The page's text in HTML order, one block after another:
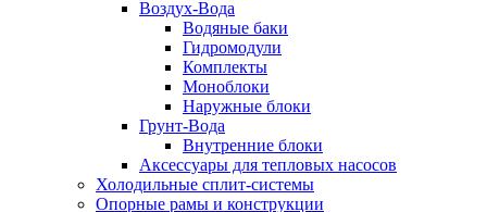
Воздух-Вода
Водяные баки
Гидромодули
Комплекты
Моноблоки
Наружные блоки
Грунт-Вода
Внутренние блоки
Аксессуары для тепловых насосов
Холодильные сплит-системы
Опорные рамы и конструкции